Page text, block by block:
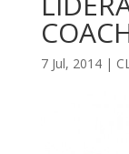
7 Jul, 2014|